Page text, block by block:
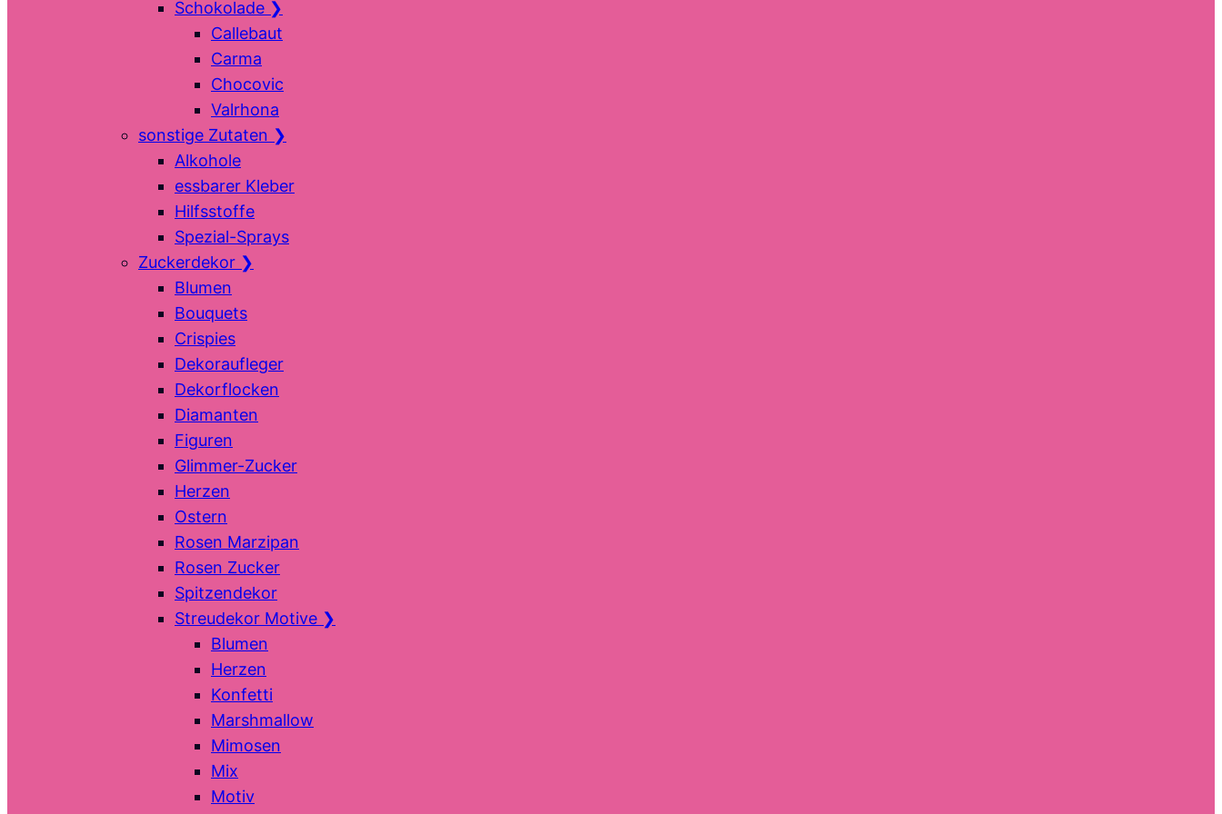
Schokolade ❯
Callebaut
Carma
Chocovic
Valrhona
sonstige Zutaten ❯
Alkohole
essbarer Kleber
Hilfsstoffe
Spezial-Sprays
Zuckerdekor ❯
Blumen
Bouquets
Crispies
Dekoraufleger
Dekorflocken
Diamanten
Figuren
Glimmer-Zucker
Herzen
Ostern
Rosen Marzipan
Rosen Zucker
Spitzendekor
Streudekor Motive ❯
Blumen
Herzen
Konfetti
Marshmallow
Mimosen
Mix
Motiv